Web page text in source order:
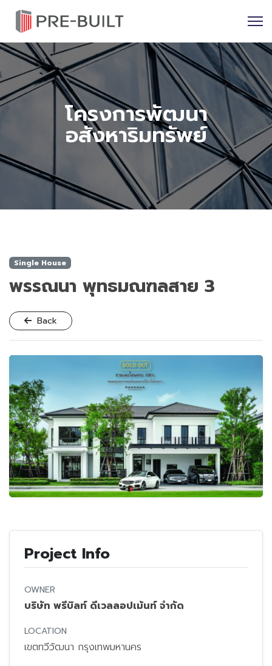
โครงการพัฒนา
อสังหาริมทรัพย์
Single House
พรรณนา พุทธมณฑลสาย 3
Back
Project Info
OWNER
บริษัท พรีบิลท์ ดีเวลลอปเม้นท์ จำกัด
LOCATION
เขตทวีวัฒนา กรุงเทพมหานคร